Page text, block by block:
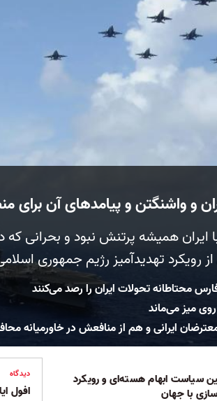
و واشنگتن و پیامدهای آن برای
ایران همیشه پرتنش نبود و بحرانی که
رویکرد تهدیدآمیز رژیم جمهوری
محتاطانه تحولات ایران را رصد می‌کنند
میز می‌ماند
ایرانی و هم از منافعش در خاورمیانه
سیاست ابهام هسته‌ای و رویکرد
با جهان
دیدگاه
افول